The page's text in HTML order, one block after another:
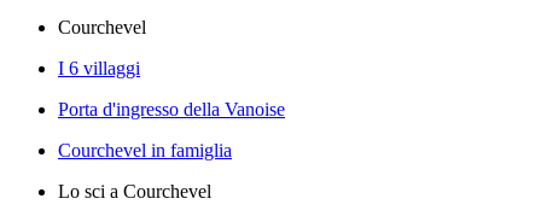
Courchevel
I 6 villaggi
Porta d'ingresso della Vanoise
Courchevel in famiglia
Lo sci a Courchevel